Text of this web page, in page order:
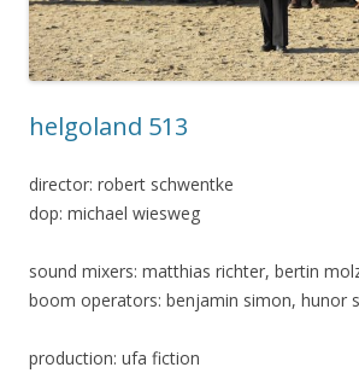
helgoland 513
director: robert schwentke
dop: michael wiesweg
sound mixers: matthias richter, bertin
boom operators: benjamin simon, hunor
production: ufa fiction